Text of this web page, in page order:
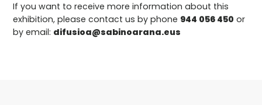
If you want to receive more information about this
exhibition, please contact us by phone 944 056 450 or
by email: difusioa@sabinoarana.eus